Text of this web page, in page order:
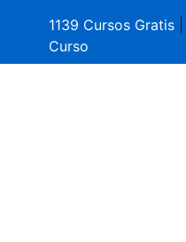
1139 Cursos Gratis
Curso